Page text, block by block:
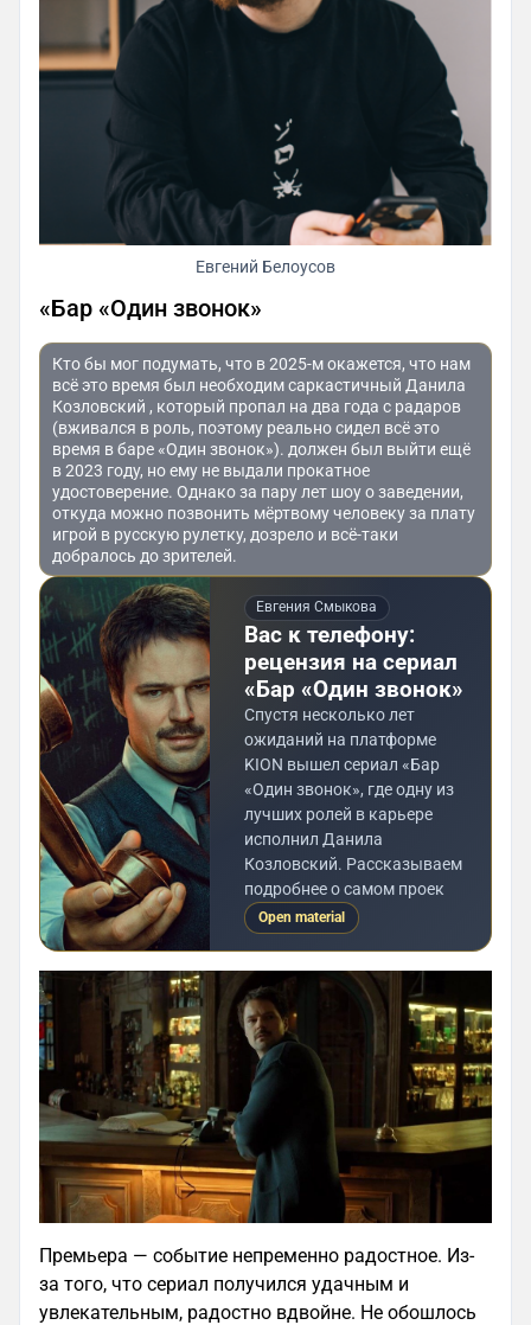
Евгений Белоусов
«Бар «Один звонок»
Кто бы мог подумать, что в 2025-м окажется, что нам
всё это время был необходим саркастичный Данила
Козловский , который пропал на два года с радаров
(вживался в роль, поэтому реально сидел всё это
время в баре «Один звонок»). должен был выйти ещё
в 2023 году, но ему не выдали прокатное
удостоверение. Однако за пару лет шоу о заведении,
откуда можно позвонить мёртвому человеку за плату
игрой в русскую рулетку, дозрело и всё-таки
добралось до зрителей.
Евгения Смыкова
Вас к телефону:
рецензия на сериал
«Бар «Один звонок»
Спустя несколько лет
ожиданий на платформе
KION вышел сериал «Бар
«Один звонок», где одну из
лучших ролей в карьере
исполнил Данила
Козловский. Рассказываем
подробнее о самом проек
Open material
Премьера — событие непременно радостное. Из-
за того, что сериал получился удачным и
увлекательным, радостно вдвойне. Не обошлось